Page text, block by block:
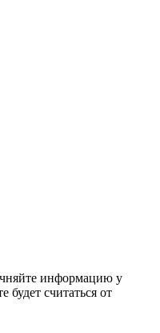
информацию у
считаться от